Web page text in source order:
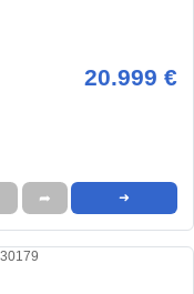
20.999 €
➦ ➜